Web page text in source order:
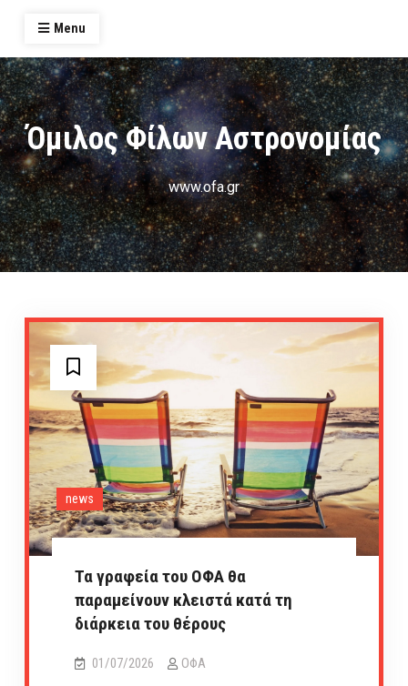
Menu
Όμιλος Φίλων Αστρονομίας
www.ofa.gr
news
Τα γραφεία του ΟΦΑ θα
παραμείνουν κλειστά κατά τη
διάρκεια του θέρους
01/07/2026 ΟΦΑ